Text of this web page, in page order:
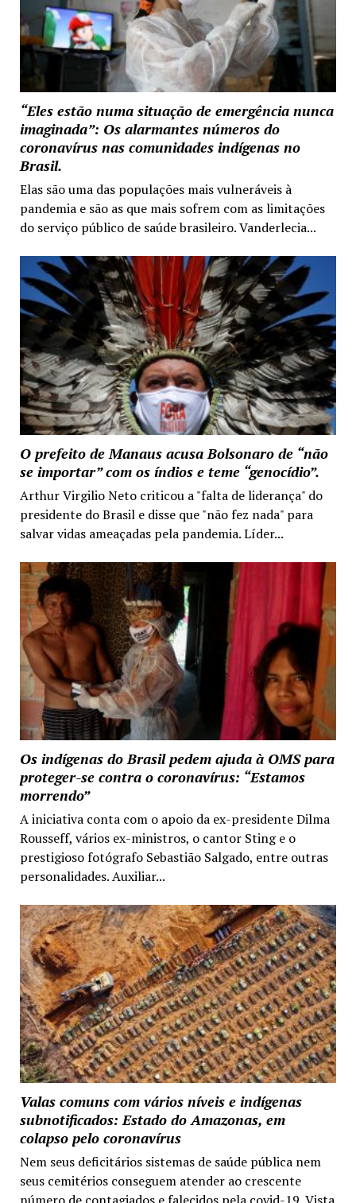
“Eles estão numa situação de emergência nunca
imaginada”: Os alarmantes números do
coronavírus nas comunidades indígenas no
Brasil.
Elas são uma das populações mais vulneráveis à
pandemia e são as que mais sofrem com as limitações
do serviço público de saúde brasileiro. Vanderlecia...
O prefeito de Manaus acusa Bolsonaro de “não
se importar” com os índios e teme “genocídio”.
Arthur Virgilio Neto criticou a "falta de liderança" do
presidente do Brasil e disse que "não fez nada" para
salvar vidas ameaçadas pela pandemia. Líder...
Os indígenas do Brasil pedem ajuda à OMS para
proteger-se contra o coronavírus: “Estamos
morrendo”
A iniciativa conta com o apoio da ex-presidente Dilma
Rousseff, vários ex-ministros, o cantor Sting e o
prestigioso fotógrafo Sebastião Salgado, entre outras
personalidades. Auxiliar...
Valas comuns com vários níveis e indígenas
subnotificados: Estado do Amazonas, em
colapso pelo coronavírus
Nem seus deficitários sistemas de saúde pública nem
seus cemitérios conseguem atender ao crescente